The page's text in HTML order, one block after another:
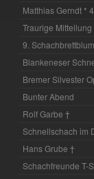
Matthias Gerndt *
Traurige Mitteilung
9.
Blankeneser
Bremer Silvester
Bunter Abend
Rolf Garbe †
Schnellschach im
Hans Grube †
Schachfreunde T-